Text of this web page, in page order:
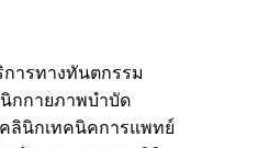
การทางทันตกรรม
กกายภาพบำบัด
คลินิกเทคนิคการแพทย์